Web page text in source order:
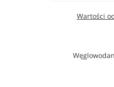
Wartości